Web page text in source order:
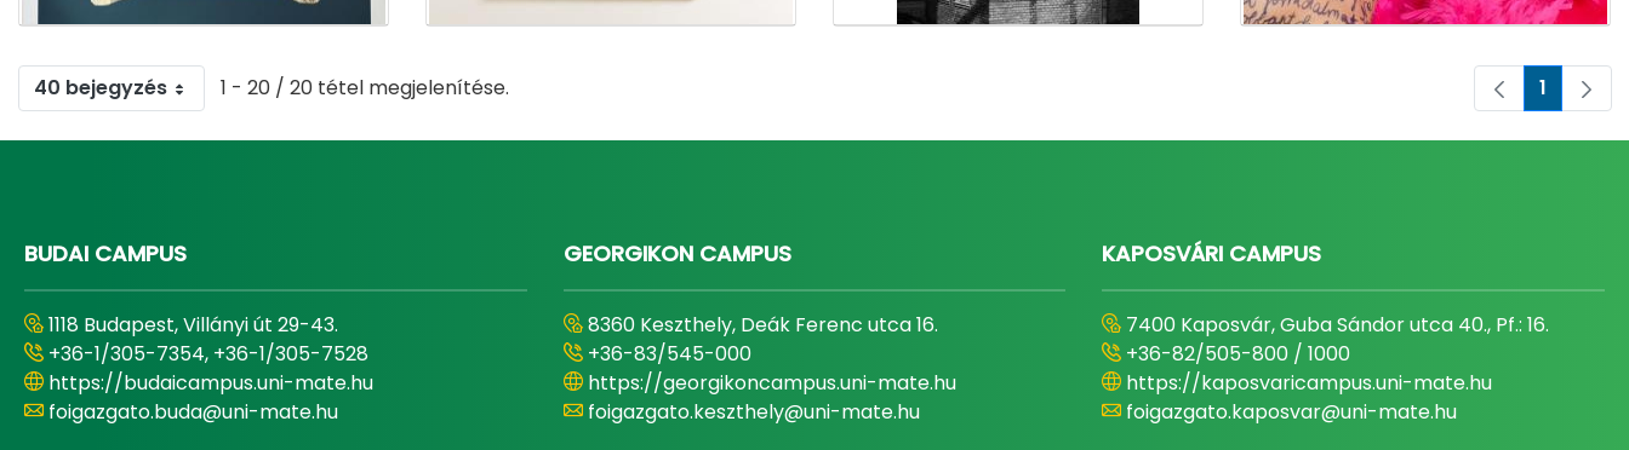
40 bejegyzés 1 - 20 / 20 tétel megjelenítése. Oldal
1
BUDAI CAMPUS
1118 Budapest, Villányi út 29-43.
+36-1/305-7354, +36-1/305-7528
https://budaicampus.uni-mate.hu
foigazgato.buda@uni-mate.hu
GEORGIKON CAMPUS
8360 Keszthely, Deák Ferenc utca 16.
+36-83/545-000
https://georgikoncampus.uni-mate.hu
foigazgato.keszthely@uni-mate.hu
KAPOSVÁRI CAMPUS
7400 Kaposvár, Guba Sándor utca 40., Pf.: 16.
+36-82/505-800 / 1000
https://kaposvaricampus.uni-mate.hu
foigazgato.kaposvar@uni-mate.hu